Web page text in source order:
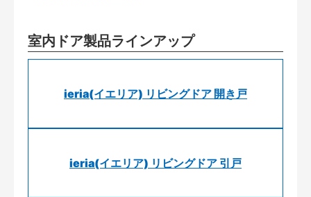
室内ドア製品ラインアップ
ieria(イエリア) リビングドア 開き戸
ieria(イエリア) リビングドア 引戸